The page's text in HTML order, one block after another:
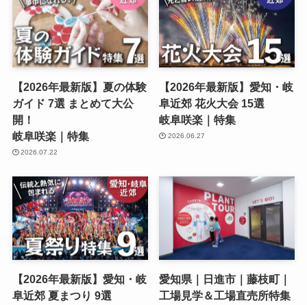
【2026年最新版】夏の体験
ガイド 7選 まとめて大公
開！
岐阜咲楽｜特集
2026.07.22
【2026年最新版】愛知・岐
阜近郊 花火大会 15選
岐阜咲楽｜特集
2026.06.27
【2026年最新版】愛知・岐
阜近郊 夏まつり 9選
愛知県｜日進市｜藤枝町｜
工場見学＆工場直売所特集